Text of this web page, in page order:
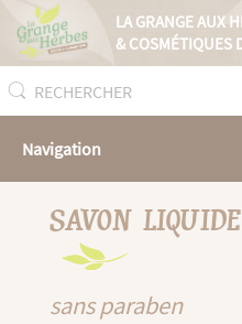
LA GRANGE AUX
& COSMÉTIQUES
Navigation
SAVON
sans paraben
Panneau de gestion des